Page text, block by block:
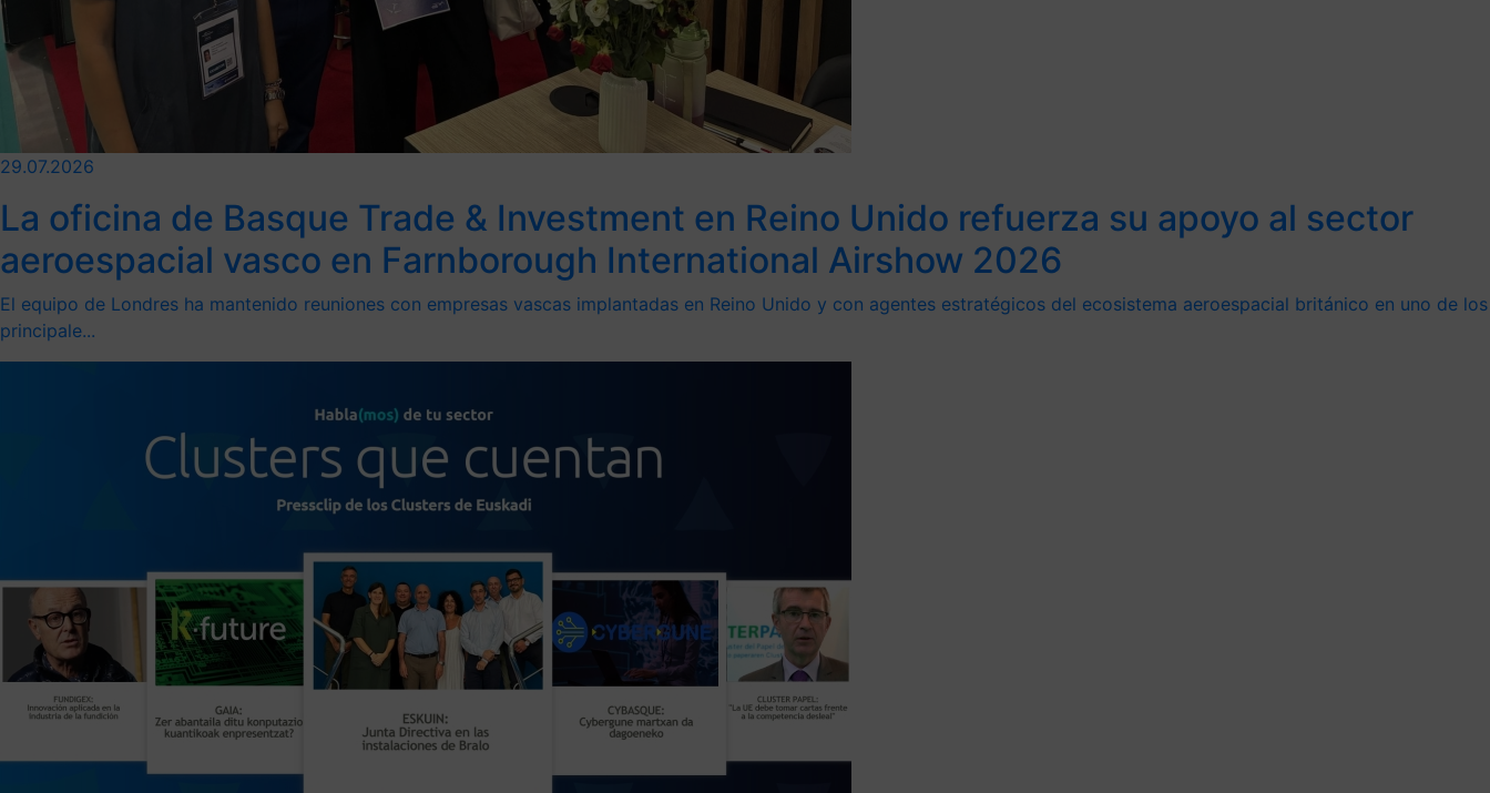
29.07.2026
La oficina de Basque Trade & Investment en Reino Unido refuerza su apoyo al sector
aeroespacial vasco en Farnborough International Airshow 2026
El equipo de Londres ha mantenido reuniones con empresas vascas implantadas en Reino Unido y con agentes estratégicos del ecosistema aeroespacial británico en uno de los
principale...